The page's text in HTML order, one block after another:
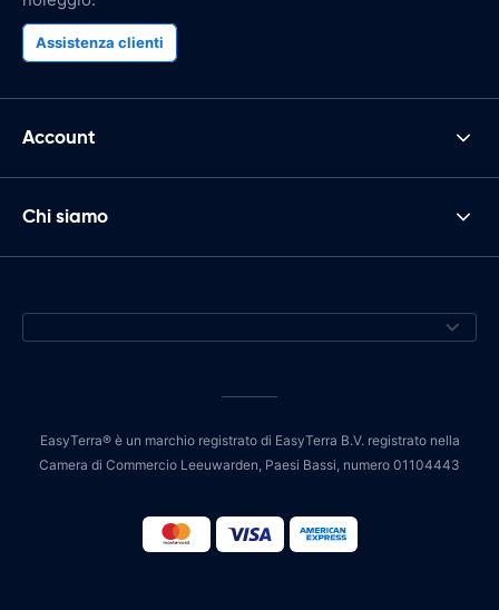
Assistenza clienti
Account
Chi siamo
EasyTerra® è un marchio registrato di EasyTerra B.V. registrato nella
Camera di Commercio Leeuwarden, Paesi Bassi, numero 01104443